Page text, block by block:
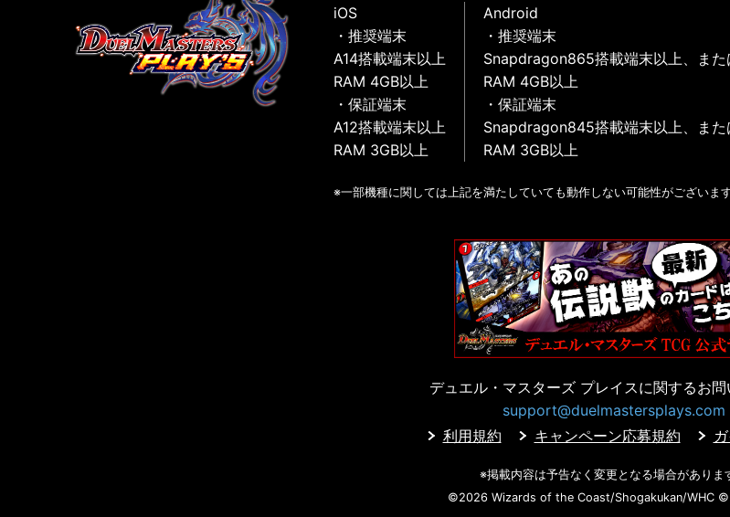
iOS
・推奨端末
A14搭載端末以上
RAM 4GB以上
・保証端末
A12搭載端末以上
RAM 3GB以上
Android
・推奨端末
Snapdragon865搭載端末以上、ま
RAM 4GB以上
・保証端末
Snapdragon845搭載端末以上、ま
RAM 3GB以上
※一部機種に関しては上記を満たしていても動作しない可能性がございます
デュエル・マスターズ プレイスに関するお
support@duelmastersplays.com
利用規約
キャンペーン応募規約
※掲載内容は予告なく変更となる場合がありま
©2026 Wizards of the Coast/Shogakukan/WHC ©